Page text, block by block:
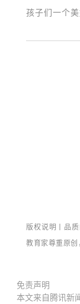
孩子们一个美
版权说明丨品
教育家尊重原创
免责声明
本文来自腾讯新